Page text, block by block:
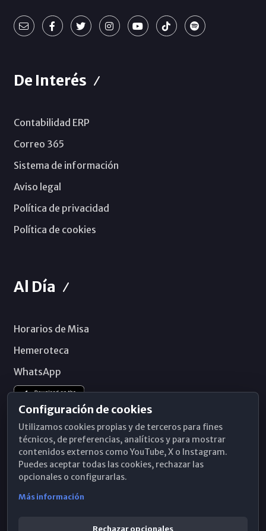
De Interés
Contabilidad ERP
Correo 365
Sistema de información
Aviso legal
Política de privacidad
Política de cookies
Al Día
Horarios de Misa
Hemeroteca
WhatsApp
Configuración de cookies
Utilizamos cookies propias y de terceros para fines
técnicos, de preferencias, analíticos y para mostrar
contenidos externos como YouTube, X o Instagram.
Puedes aceptar todas las cookies, rechazar las
opcionales o configurarlas.
Más información
Rechazar opcionales